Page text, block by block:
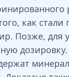
как стали
Позже, для